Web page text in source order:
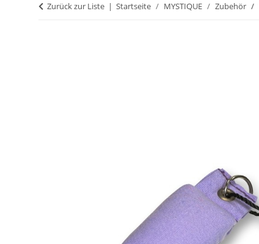
Zurück zur Liste Startseite MYSTIQUE Zubehör